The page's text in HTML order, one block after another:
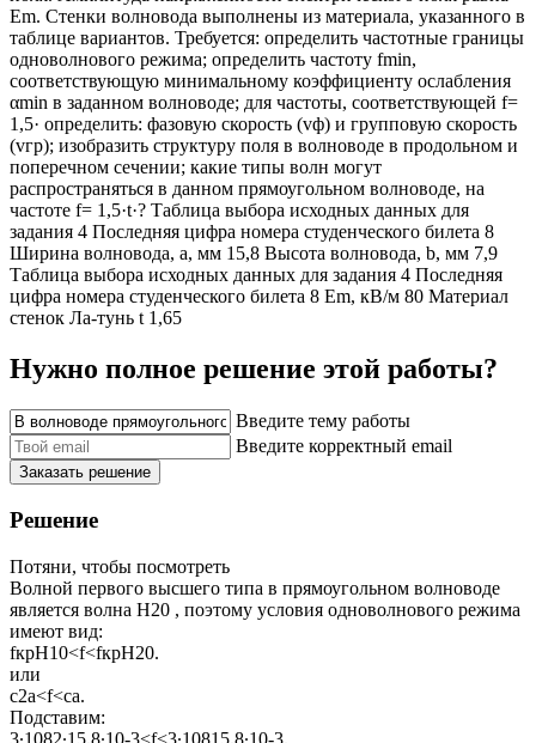
Em. Стенки волновода выполнены из материала, указанного в
таблице вариантов. Требуется: определить частотные границы
одноволнового режима; определить частоту fmin,
соответствующую минимальному коэффициенту ослабления
αmin в заданном волноводе; для частоты, соответствующей f=
1,5· определить: фазовую скорость (vф) и групповую скорость
(vгр); изобразить структуру поля в волноводе в продольном и
поперечном сечении; какие типы волн могут
распространяться в данном прямоугольном волноводе, на
частоте f= 1,5·t·? Таблица выбора исходных данных для
задания 4 Последняя цифра номера студенческого билета 8
Ширина волновода, a, мм 15,8 Высота волновода, b, мм 7,9
Таблица выбора исходных данных для задания 4 Последняя
цифра номера студенческого билета 8 Em, кВ/м 80 Материал
стенок Ла-тунь t 1,65
Нужно полное решение этой работы?
Введите тему работы
Введите корректный email
Заказать решение
Решение
Потяни, чтобы посмотреть
Волной первого высшего типа в прямоугольном волноводе
является волна Н20 , поэтому условия одноволнового режима
имеют вид:
fкрН10<f<fкрН20.
или
с2a<f<ca.
Подставим:
3∙1082∙15,8∙10-3<f<3∙10815,8∙10-3.